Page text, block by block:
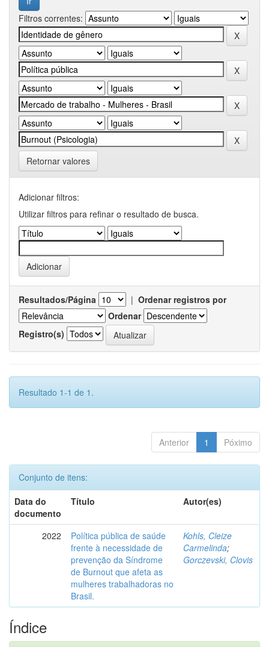
Filtros correntes:
Retornar valores
Adicionar filtros:
Utilizar filtros para refinar o resultado de busca.
Resultados/Página | Ordenar registros por
Ordenar
Registro(s)
Resultado 1-1 de 1.
Anterior 1 Póximo
Conjunto de itens:
Data do
documento
Título Autor(es)
2022
Política pública de saúde
frente à necessidade de
prevenção da Síndrome
de Burnout que afeta as
mulheres trabalhadoras no
Brasil.
Kohls, Cleize
Carmelinda;
Gorczevski, Clovis
Índice